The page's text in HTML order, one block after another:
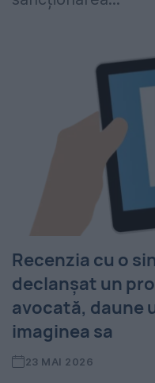
Recenzia cu o
declanșat un
avocată, daune
imaginea sa
23 MAI 2026